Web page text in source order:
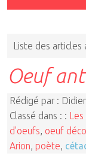
Liste des articles
Oeuf
Rédigé par :
Classé dans : :
d'oeufs oeuf
Arion poète